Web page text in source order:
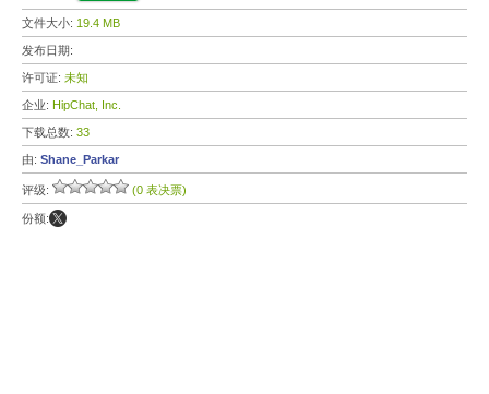
文件大小: 19.4 MB
发布日期:
许可证: 未知
企业: HipChat, Inc.
下载总数: 33
由: Shane_Parkar
评级: (0 表决票)
份额: